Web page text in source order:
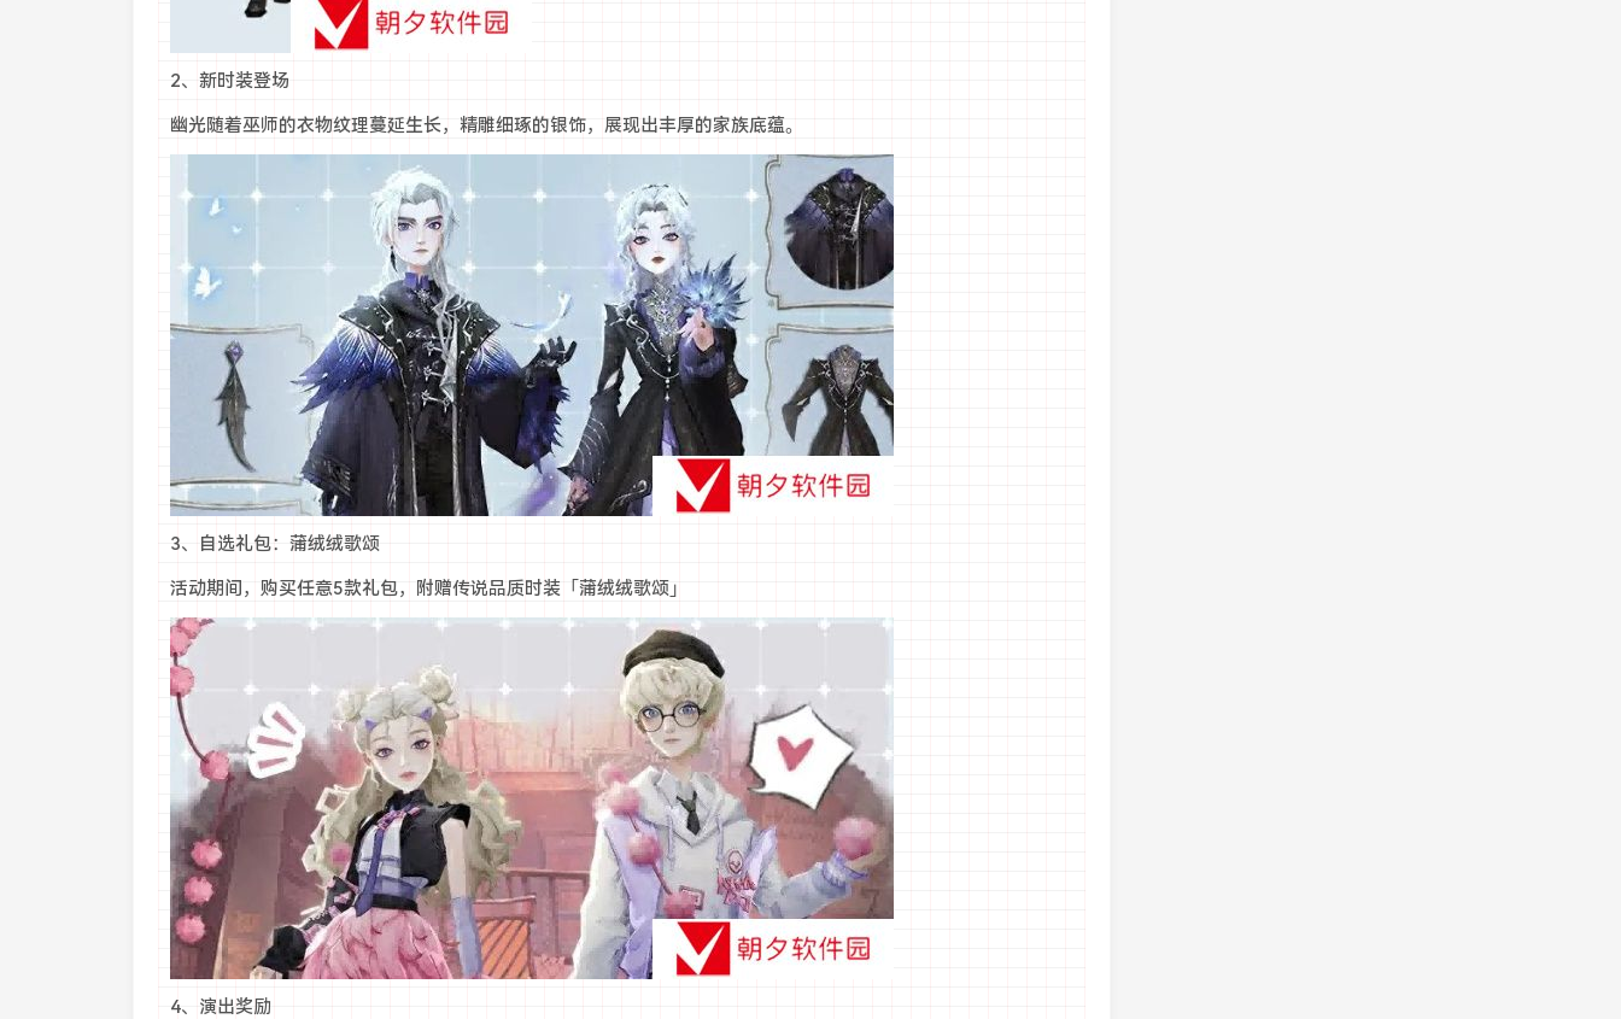
2、新时装登场
幽光随着巫师的衣物纹理蔓延生长，精雕细琢的银饰，展现出丰厚的家族底蕴。
3、自选礼包：蒲绒绒歌颂
活动期间，购买任意5款礼包，附赠传说品质时装「蒲绒绒歌颂」
4、演出奖励